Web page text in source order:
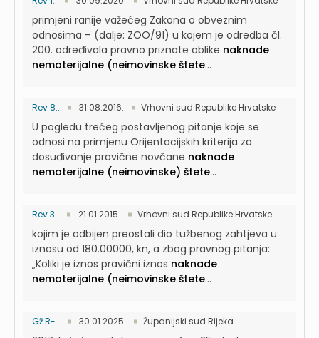
primjeni ranije važećeg Zakona o obveznim
odnosima – (dalje: ZOO/91) u kojem je odredba čl.
200. određivala pravno priznate oblike naknade
nematerijalne (neimovinske štete...
Rev 8... 31.08.2016. Vrhovni sud Republike Hrvatske
U pogledu trećeg postavljenog pitanje koje se
odnosi na primjenu Orijentacijskih kriterija za
dosuđivanje pravične novčane naknade
nematerijalne (neimovinske) štete...
Rev 3... 21.01.2015. Vrhovni sud Republike Hrvatske
kojim je odbijen preostali dio tužbenog zahtjeva u
iznosu od 180.00000, kn, a zbog pravnog pitanja:
„Koliki je iznos pravični iznos naknade
nematerijalne (neimovinske štete...
Gž R-... 30.01.2025. Županijski sud Rijeka